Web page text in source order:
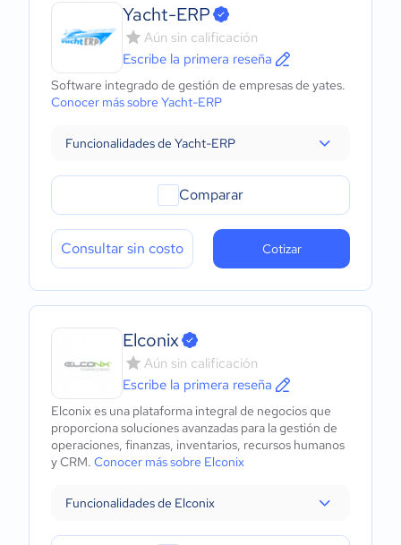
Yacht-ERP
Aún sin calificación
Escribe la primera reseña
Software integrado de gestión de empresas de yates.
Conocer más sobre Yacht-ERP
Funcionalidades de Yacht-ERP
Comparar
Consultar sin costo Cotizar
Elconix
Aún sin calificación
Escribe la primera reseña
Elconix es una plataforma integral de negocios que
proporciona soluciones avanzadas para la gestión de
operaciones, finanzas, inventarios, recursos humanos
y CRM. Conocer más sobre Elconix
Funcionalidades de Elconix